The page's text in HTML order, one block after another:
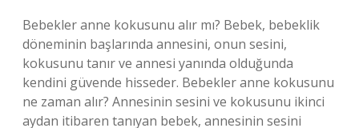
Bebekler anne kokusunu alır mı? Bebek, bebeklik
döneminin başlarında annesini, onun sesini,
kokusunu tanır ve annesi yanında olduğunda
kendini güvende hisseder. Bebekler anne kokusunu
ne zaman alır? Annesinin sesini ve kokusunu ikinci
aydan itibaren tanıyan bebek, annesinin sesini